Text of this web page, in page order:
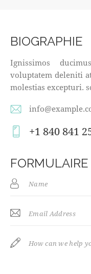
BIOGRAPHIE
Ignissimos
voluptatem deleniti
molestias excepturi.
E-
m
:
on
e:
+1 840 841